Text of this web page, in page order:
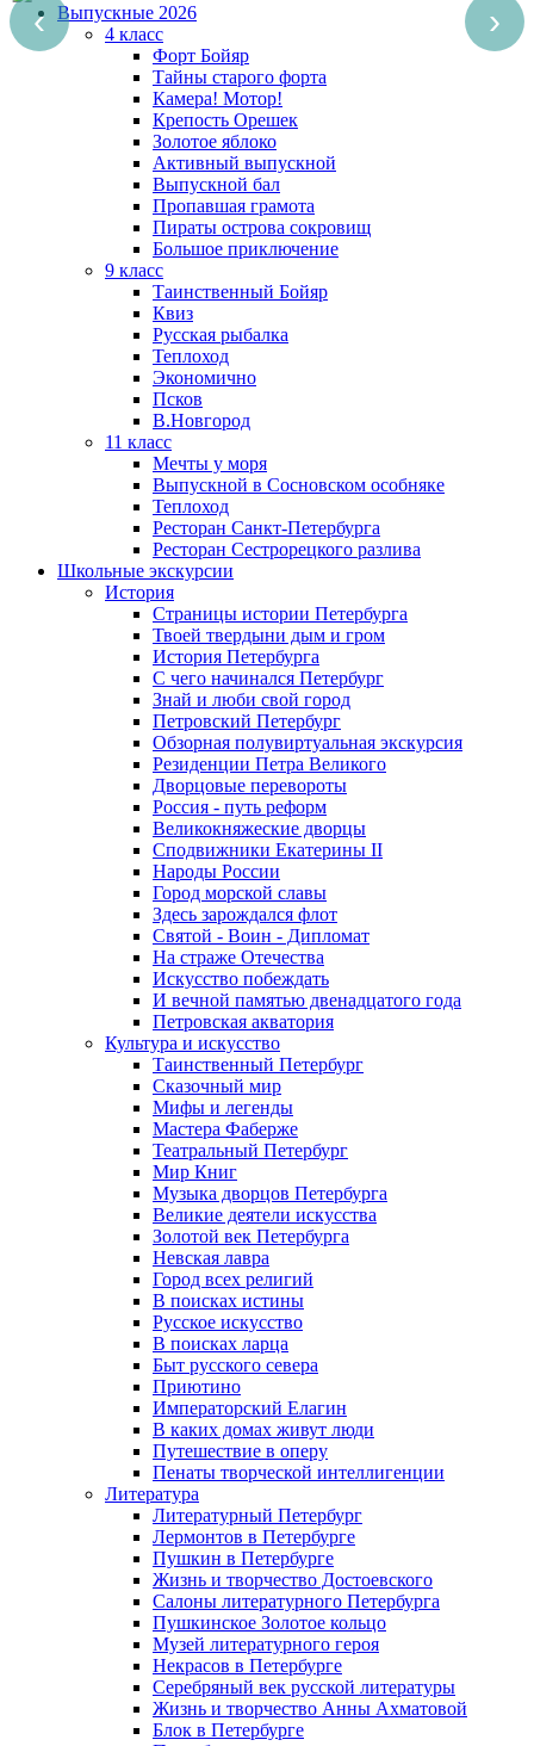
‹ ›
Выпускные 2026
4 класс
Форт Бойяр
Тайны старого форта
Камера! Мотор!
Крепость Орешек
Золотое яблоко
Активный выпускной
Выпускной бал
Пропавшая грамота
Пираты острова сокровищ
Большое приключение
9 класс
Таинственный Бойяр
Квиз
Русская рыбалка
Теплоход
Экономично
Псков
В.Новгород
11 класс
Мечты у моря
Выпускной в Сосновском особняке
Теплоход
Ресторан Санкт-Петербурга
Ресторан Сестрорецкого разлива
Школьные экскурсии
История
Страницы истории Петербурга
Твоей твердыни дым и гром
История Петербурга
С чего начинался Петербург
Знай и люби свой город
Петровский Петербург
Обзорная полувиртуальная экскурсия
Резиденции Петра Великого
Дворцовые перевороты
Россия - путь реформ
Великокняжеские дворцы
Сподвижники Екатерины II
Народы России
Город морской славы
Здесь зарождался флот
Святой - Воин - Дипломат
На страже Отечества
Искусство побеждать
И вечной памятью двенадцатого года
Петровская акватория
Культура и искусство
Таинственный Петербург
Сказочный мир
Мифы и легенды
Мастера Фаберже
Театральный Петербург
Мир Книг
Музыка дворцов Петербурга
Великие деятели искусства
Золотой век Петербурга
Невская лавра
Город всех религий
В поисках истины
Русское искусство
В поисках ларца
Быт русского севера
Приютино
Императорский Елагин
В каких домах живут люди
Путешествие в оперу
Пенаты творческой интеллигенции
Литература
Литературный Петербург
Лермонтов в Петербурге
Пушкин в Петербурге
Жизнь и творчество Достоевского
Салоны литературного Петербурга
Пушкинское Золотое кольцо
Музей литературного героя
Некрасов в Петербурге
Серебряный век русской литературы
Жизнь и творчество Анны Ахматовой
Блок в Петербурге